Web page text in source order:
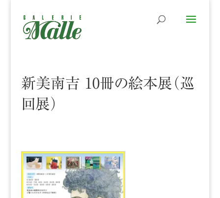
新美南吉 10冊の絵本展（巡
回展）